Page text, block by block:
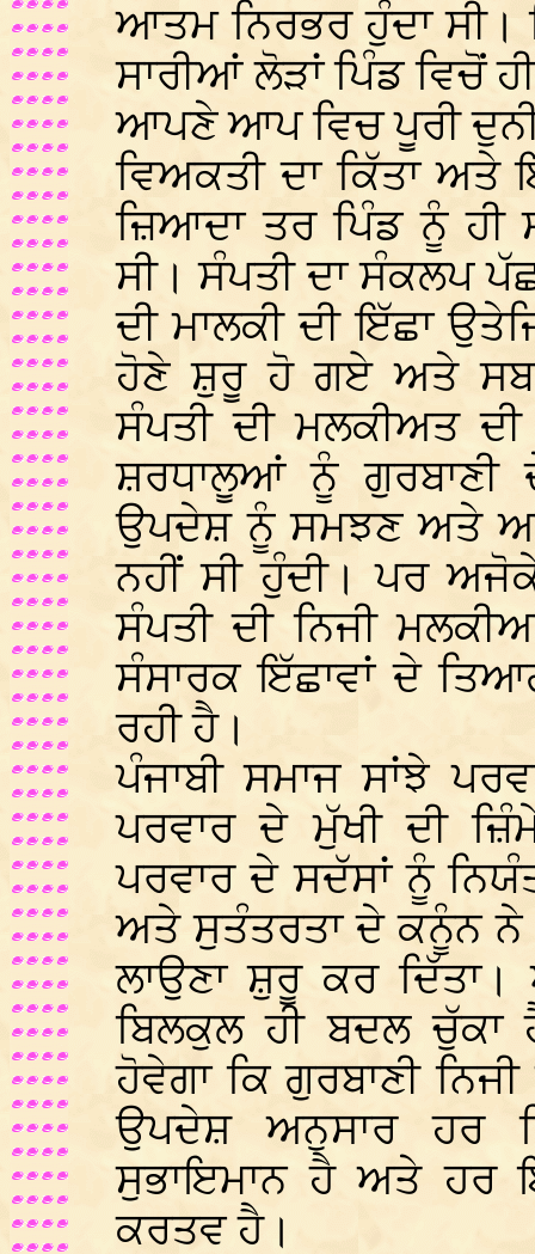
ਆਤਮ ਨਿਰਭਰ ਹੁੰਦਾ ਸੀ।
ਸਾਰੀਆਂ ਲੋੜਾਂ ਪਿੰਡ ਵਿਚੋਂ
ਆਪਣੇ ਆਪ ਵਿਚ ਪੂਰੀ
ਵਿਅਕਤੀ ਦਾ ਕਿੱਤਾ ਅਤੇ
ਜ਼ਿਆਦਾ ਤਰ ਪਿੰਡ ਨੂੰ ਹੀ
ਸੀ। ਸੰਪਤੀ ਦਾ ਸੰਕਲਪ
ਦੀ ਮਾਲਕੀ ਦੀ ਇੱਛਾ
ਹੋਣੇ ਸ਼ੁਰੂ ਹੋ ਗਏ ਅਤੇ
ਸੰਪਤੀ ਦੀ ਮਲਕੀਅਤ
ਸ਼ਰਧਾਲੂਆਂ ਨੂੰ
ਉਪਦੇਸ਼ ਨੂੰ ਸਮਝਣ ਅਤੇ
ਨਹੀਂ ਸੀ ਹੁੰਦੀ। ਪਰ
ਸੰਪਤੀ ਦੀ ਨਿਜੀ
ਸੰਸਾਰਕ ਇੱਛਾਵਾਂ ਦੇ
ਰਹੀ ਹੈ।
ਪੰਜਾਬੀ ਸਮਾਜ ਸਾਂਝੇ
ਪਰਵਾਰ ਦੇ ਮੁੱਖੀ ਦੀ
ਪਰਵਾਰ ਦੇ ਸਦੱਸਾਂ ਨੂੰ
ਅਤੇ ਸੁਤੰਤਰਤਾ ਦੇ ਕਨੂੰਨ ਨੇ
ਲਾਉਣਾ ਸ਼ੁਰੂ ਕਰ
ਬਿਲਕੁਲ ਹੀ ਬਦਲ
ਹੋਵੇਗਾ ਕਿ ਗੁਰਬਾਣੀ
ਉਪਦੇਸ਼ ਅਨੁਸਾਰ ਹਰ
ਸੁਭਾਇਮਾਨ ਹੈ ਅਤੇ ਹਰ
ਕਰਤਵ ਹੈ।